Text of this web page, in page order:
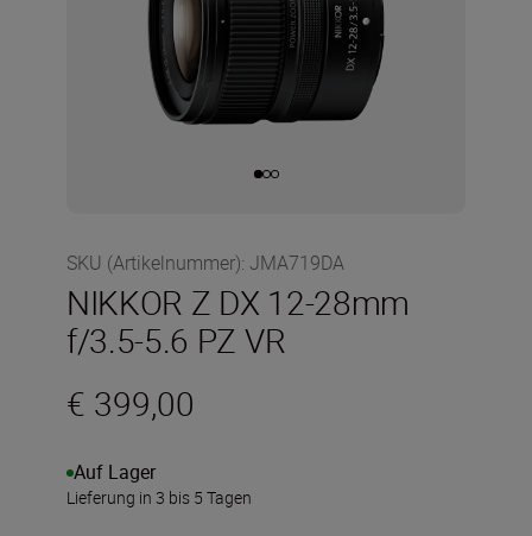
SKU (Artikelnummer): JMA719DA
NIKKOR Z DX 12-28mm
f/3.5-5.6 PZ VR
€ 399,00
Auf Lager
Lieferung in 3 bis 5 Tagen